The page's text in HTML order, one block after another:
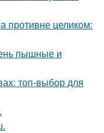
противне целиком:
пышные и
топ-выбор для